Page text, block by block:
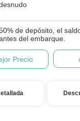
de depósito, el
del embarque.
Precio